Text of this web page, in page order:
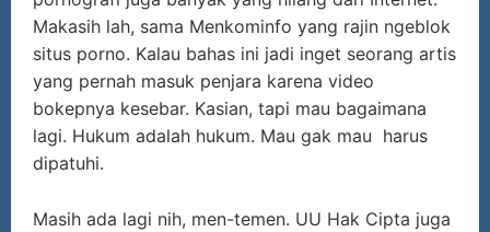
Makasih lah, sama Menkominfo yang rajin ngeblok
situs porno. Kalau bahas ini jadi inget seorang artis
yang pernah masuk penjara karena video
bokepnya kesebar. Kasian, tapi mau bagaimana
lagi. Hukum adalah hukum. Mau gak mau harus
dipatuhi.
Masih ada lagi nih, men-temen. UU Hak Cipta juga